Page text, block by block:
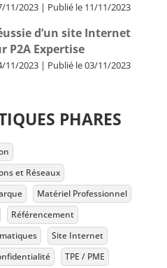
11/2023 | Publié le 11/11/2023
d’un site Internet
P2A Expertise
11/2023 | Publié le 03/11/2023
PHARES
et Réseaux
Matériel Professionnel
Référencement
Site Internet
TPE / PME